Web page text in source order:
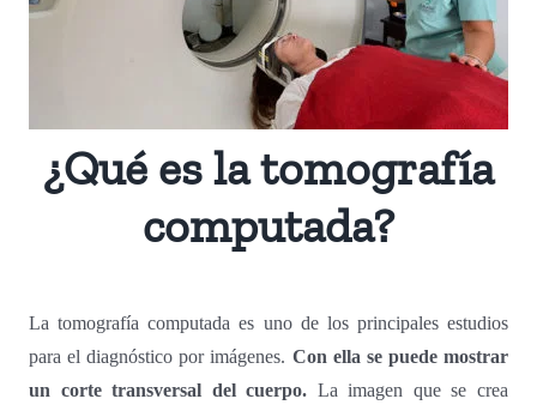
¿Qué es la tomografía
computada?
La tomografía computada es uno de los principales estudios
para el diagnóstico por imágenes. Con ella se puede mostrar
un corte transversal del cuerpo. La imagen que se crea